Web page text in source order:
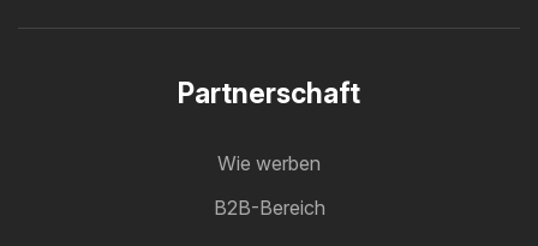
Partnerschaft
Wie werben
B2B-Bereich